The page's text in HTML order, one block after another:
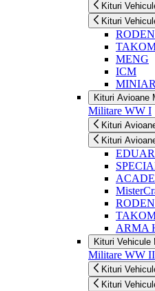
Kituri
Kituri
RODEN
MENG
ICM
Kituri Avioane
Militare WW I
Kituri
Kituri
RODEN
ARMA
Kituri Vehicule
Militare WW II
Kituri
Kituri